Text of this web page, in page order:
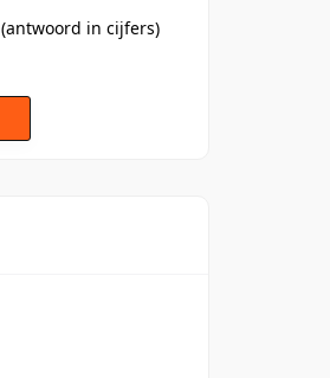
in cijfers)